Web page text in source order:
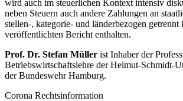
wird auch im steuerlichen Kontext intensiv
neben Steuern auch andere Zahlungen an
stellen-, kategorie- und länderbezogen getrennt
veröffentlichten Bericht enthalten.
Prof. Dr. Stefan Müller ist Inhaber der
Betriebswirtschaftslehre der Helmut-Schmidt-
der Bundeswehr Hamburg.
Corona Rechtsinformation